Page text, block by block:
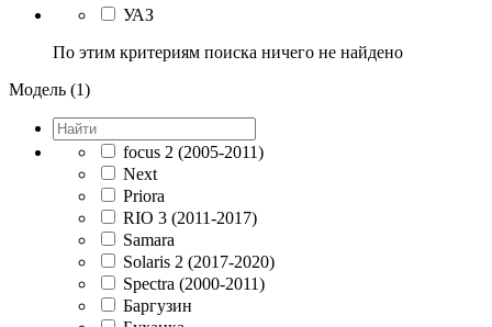
УАЗ
По этим критериям поиска ничего не найдено
Модель (1)
focus 2 (2005-2011)
Next
Priora
RIO 3 (2011-2017)
Samara
Solaris 2 (2017-2020)
Spectra (2000-2011)
Баргузин